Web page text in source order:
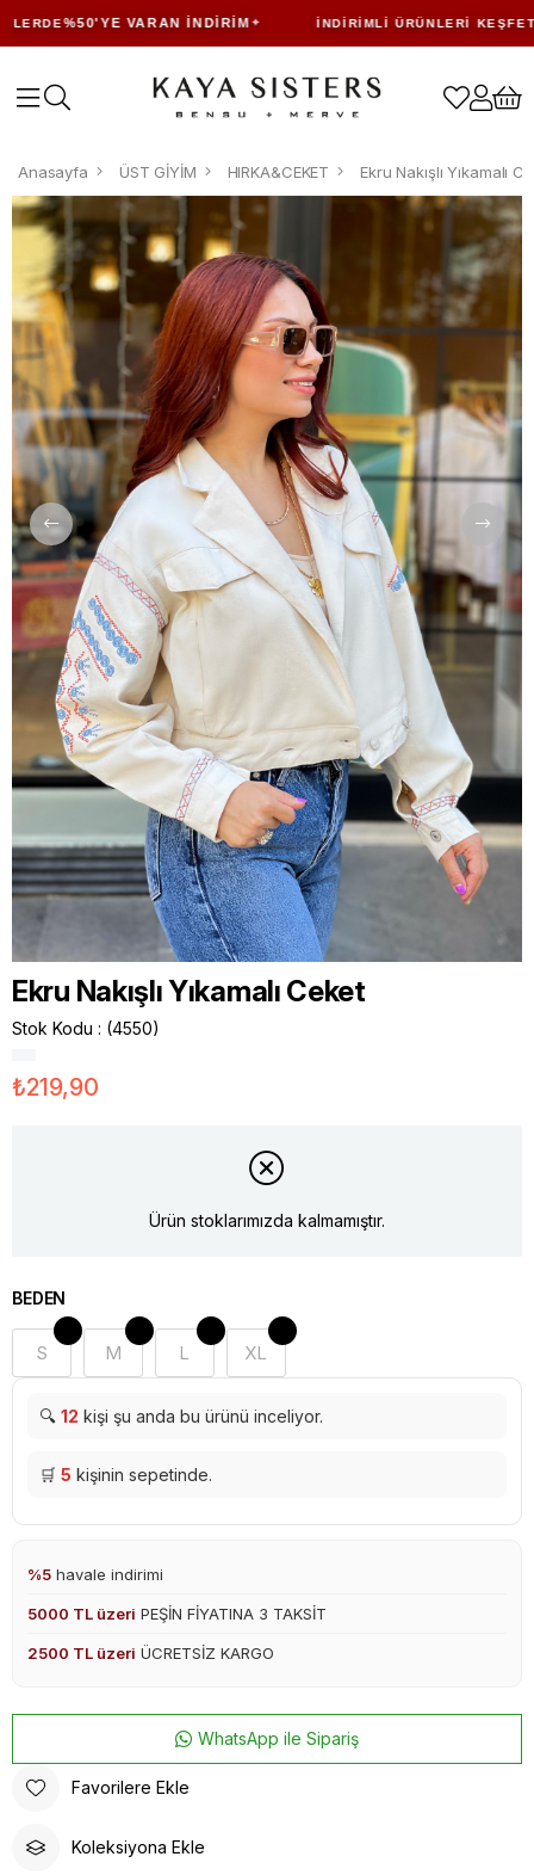
%50'YE VARAN İNDIRIM İNDIRIMLI ÜRÜNLERI KEŞFET
Anasayfa ÜST GİYİM HIRKA&CEKET Ekru Nakışlı Yıkamalı
Ekru Nakışlı Yıkamalı Ceket
Stok Kodu (4550)
₺219,90
Ürün stoklarımızda kalmamıştır.
BEDEN
S M L XL
🔍 12 kişi şu anda bu ürünü inceliyor.
🛒 5 kişinin sepetinde.
%5 havale indirimi
5000 TL üzeri PEŞİN FİYATINA 3 TAKSİT
2500 TL üzeri ÜCRETSİZ KARGO
WhatsApp ile Sipariş
Favorilere Ekle
Koleksiyona Ekle